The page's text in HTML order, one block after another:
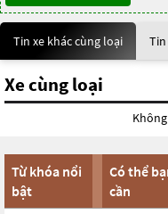
Tin xe khác cùng loại
Xe cùng loại
Từ khóa nổi
bật
Có thể
cần